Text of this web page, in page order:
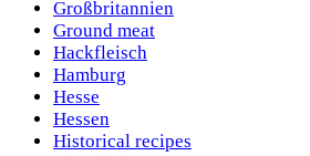
Großbritannien
Ground meat
Hackfleisch
Hamburg
Hesse
Hessen
Historical recipes